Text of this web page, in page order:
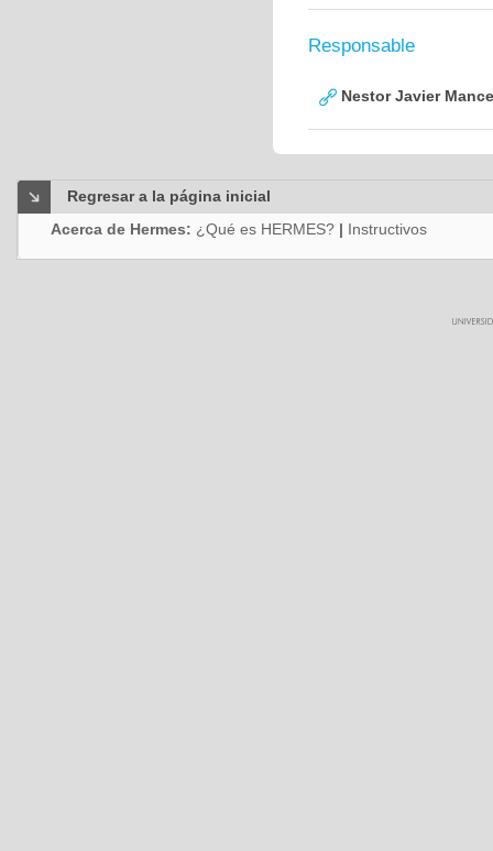
Responsable
Nestor Javier
Regresar a la página inicial
Acerca de Hermes: ¿Qué es HERMES? | Instructivos